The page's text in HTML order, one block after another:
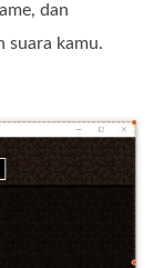
dan
suara kamu.